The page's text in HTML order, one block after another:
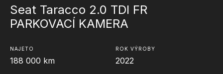
Seat Taracco 2.0 TDI FR
PARKOVACÍ KAMERA
NAJETO
188 000 km
ROK VÝROBY
2022